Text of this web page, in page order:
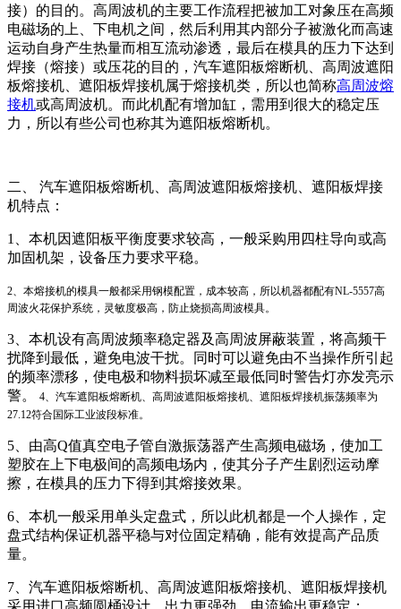
接）的目的。高周波机的主要工作流程把被加工对象压在高频
电磁场的上、下电机之间，然后利用其内部分子被激化而高速
运动自身产生热量而相互流动渗透，最后在模具的压力下达到
焊接（熔接）或压花的目的，汽车遮阳板熔断机、高周波遮阳
板熔接机、遮阳板焊接机属于熔接机类，所以也简称高周波熔
接机或高周波机。而此机配有增加缸，需用到很大的稳定压
力，所以有些公司也称其为遮阳板熔断机。
二、 汽车遮阳板熔断机、高周波遮阳板熔接机、遮阳板焊接
机特点：
1、本机因遮阳板平衡度要求较高，一般采购用四柱导向或高
加固机架，设备压力要求平稳。
2、本熔接机的模具一般都采用钢模配置，成本较高，所以机器都配有NL-5557高
周波火花保护系统，灵敏度极高，防止烧损高周波模具。
3、本机设有高周波频率稳定器及高周波屏蔽装置，将高频干
扰降到最低，避免电波干扰。同时可以避免由不当操作所引起
的频率漂移，使电极和物料损坏减至最低同时警告灯亦发亮示
警。
4、汽车遮阳板熔断机、高周波遮阳板熔接机、遮阳板焊接机振荡频率为
27.12符合国际工业波段标准。
5、由高Q值真空电子管自激振荡器产生高频电磁场，使加工
塑胶在上下电极间的高频电场内，使其分子产生剧烈运动摩
擦，在模具的压力下得到其熔接效果。
6、本机一般采用单头定盘式，所以此机都是一个人操作，定
盘式结构保证机器平稳与对位固定精确，能有效提高产品质
量。
7、汽车遮阳板熔断机、高周波遮阳板熔接机、遮阳板焊接机
采用进口高频圆桶设计，出力更强劲，电流输出更稳定；